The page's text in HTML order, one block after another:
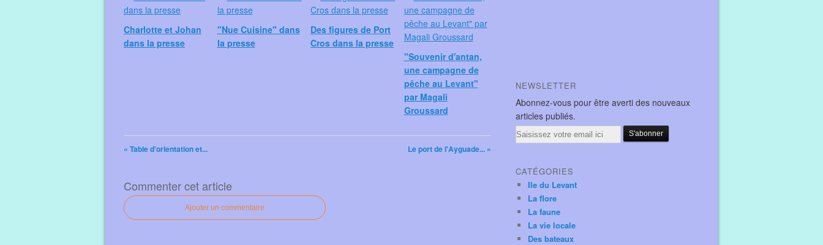
Charlotte et Johan
dans la presse
"Nue Cuisine" dans
la presse
Des figures de Port
Cros dans la presse
"Souvenir d'antan,
une campagne de
pêche au Levant"
par Magali
Groussard
« Table d'orientation et... Le port de l'Ayguade... »
Commenter cet article
Ajouter un commentaire
NEWSLETTER
Abonnez-vous pour être averti des nouveaux
articles publiés.
Email
CATÉGORIES
Ile du Levant
La flore
La faune
La vie locale
Des bateaux